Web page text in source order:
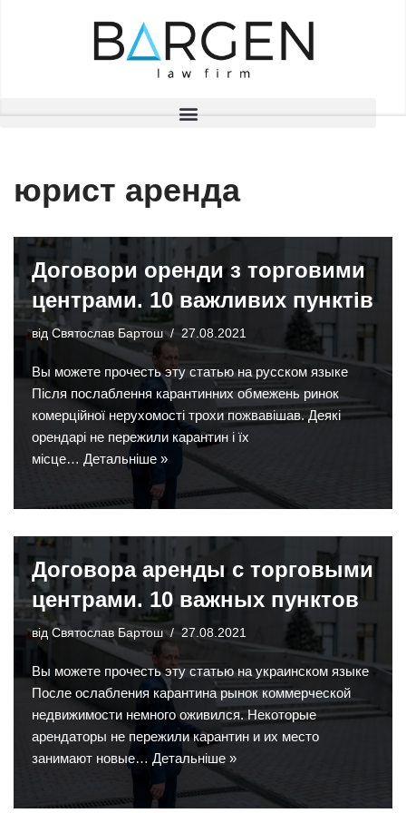
юрист аренда
Договори оренди з торговими
центрами. 10 важливих пунктів
від Святослав Бартош 27.08.2021
Вы можете прочесть эту статью на русском языке
Після послаблення карантинних обмежень ринок
комерційної нерухомості трохи пожвавішав. Деякі
орендарі не пережили карантин і їх
місце… Детальніше »
Договора аренды с торговыми
центрами. 10 важных пунктов
від Святослав Бартош 27.08.2021
Вы можете прочесть эту статью на украинском языке
После ослабления карантина рынок коммерческой
недвижимости немного оживился. Некоторые
арендаторы не пережили карантин и их место
занимают новые… Детальніше »